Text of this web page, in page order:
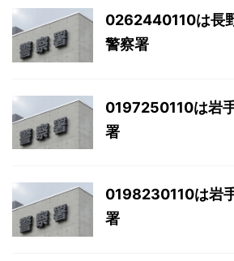
0262440110は長
警察署
0197250110は岩
署
0198230110は岩
署